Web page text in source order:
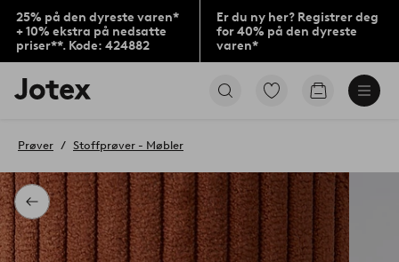
25% på den dyreste varen*
+ 10% ekstra på nedsatte
priser**. Kode: 424882
Er du ny her? Registrer deg
for 40% på den dyreste
varen*
Jotex’
logo
til
Gå
Gå
Tilbake
Prøver Stoffprøver - Møbler